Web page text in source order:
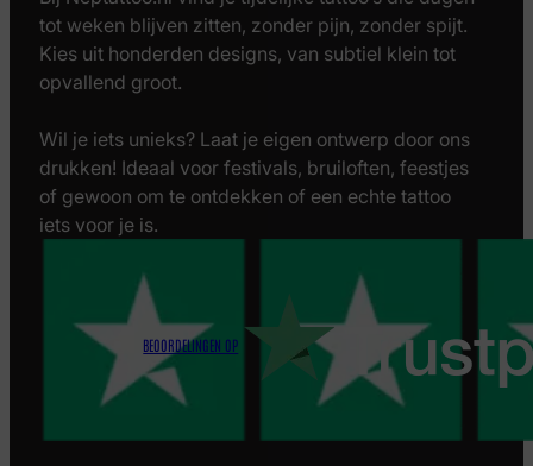
tot weken blijven zitten, zonder pijn, zonder spijt.
Kies uit honderden designs, van subtiel klein tot
opvallend groot.
Wil je iets unieks? Laat je eigen ontwerp door ons
drukken! Ideaal voor festivals, bruiloften, feestjes
of gewoon om te ontdekken of een echte tattoo
iets voor je is.
BEOORDELINGEN OP